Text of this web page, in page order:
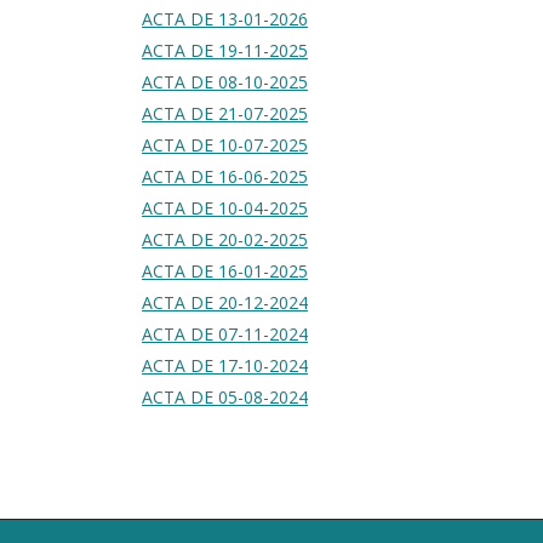
ACTA DE 13-01-2026
ACTA DE 19-11-2025
ACTA DE 08-10-2025
ACTA DE 21-07-2025
ACTA DE 10-07-2025
ACTA DE 16-06-2025
ACTA DE 10-04-2025
ACTA DE 20-02-2025
ACTA DE 16-01-2025
ACTA DE 20-12-2024
ACTA DE 07-11-2024
ACTA DE 17-10-2024
ACTA DE 05-08-2024